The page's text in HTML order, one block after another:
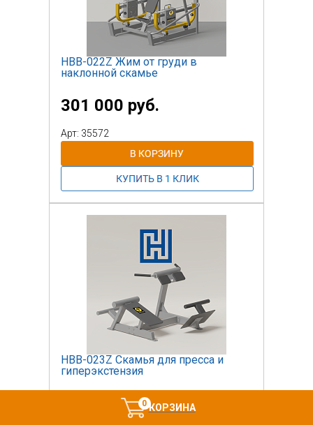
0КОРЗИНА
НВВ-022Z Жим от груди в
наклонной скамье
301 000 руб.
Арт: 35572
НВВ-023Z Скамья для пресса и
гиперэкстензия
66 400 руб.